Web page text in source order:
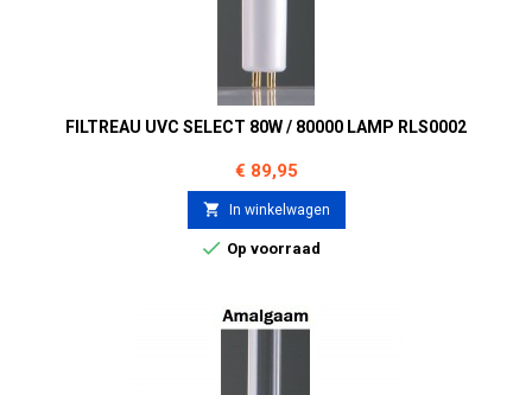
FILTREAU UVC SELECT 80W / 80000 LAMP RLS0002
Prijs
€ 89,95
 In winkelwagen
 Op voorraad